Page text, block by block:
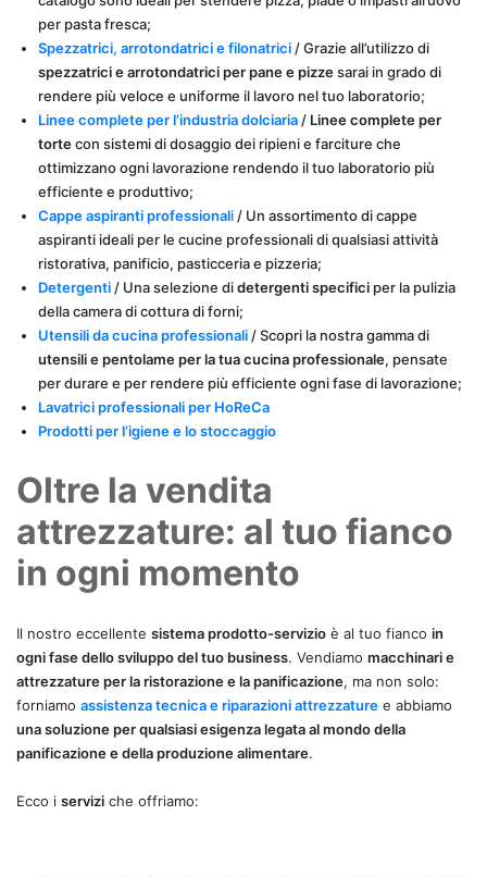
per pasta fresca;
Spezzatrici, arrotondatrici e filonatrici / Grazie all’utilizzo di
spezzatrici e arrotondatrici per pane e pizzesarai in grado di
rendere più veloce e uniforme il lavoro nel tuo laboratorio;
Linee complete per l’industria dolciaria / Linee complete per
tortecon sistemi di dosaggio dei ripieni e farciture che
ottimizzano ogni lavorazione rendendo il tuo laboratorio più
efficiente e produttivo;
Cappe aspiranti professionali / Un assortimento di cappe
aspiranti ideali per le cucine professionali di qualsiasi attività
ristorativa, panificio, pasticceria e pizzeria;
Detergenti / Una selezione didetergenti specifici per la pulizia
della camera di cottura di forni;
Utensili da cucina professionali / Scopri la nostra gamma di
utensili e pentolame per la tua cucina professionale, pensate
per durare e per rendere più efficiente ogni fase di lavorazione;
Lavatrici professionali per HoReCa
Prodotti per l’igiene e lo stoccaggio
Oltre la vendita
attrezzature: al tuo fianco
in ogni momento
Il nostro eccellente sistema prodotto-servizio è al tuo fianco in
ogni fase dello sviluppo del tuo business. Vendiamo macchinari e
attrezzature per la ristorazione e la panificazione, ma non solo:
forniamo assistenza tecnica e riparazioni attrezzature e abbiamo
una soluzione per qualsiasi esigenza legata al mondo della
panificazione e della produzione alimentare.
Ecco i servizi che offriamo: